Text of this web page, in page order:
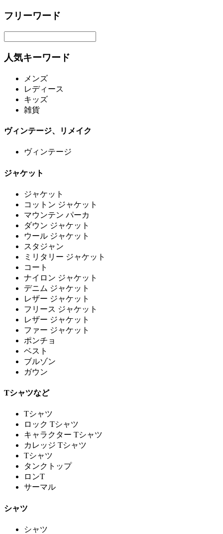
フリーワード
人気キーワード
メンズ
レディース
キッズ
雑貨
ヴィンテージ、リメイク
ヴィンテージ
ジャケット
ジャケット
コットン ジャケット
マウンテン パーカ
ダウン ジャケット
ウール ジャケット
スタジャン
ミリタリー ジャケット
コート
ナイロン ジャケット
デニム ジャケット
レザー ジャケット
フリース ジャケット
レザー ジャケット
ファー ジャケット
ポンチョ
ベスト
ブルゾン
ガウン
Tシャツなど
Tシャツ
ロック Tシャツ
キャラクター Tシャツ
カレッジ Tシャツ
Tシャツ
タンクトップ
ロンT
サーマル
シャツ
シャツ